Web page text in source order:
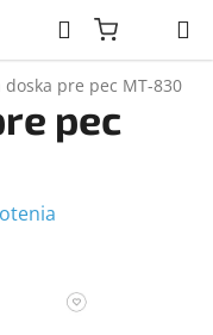
Hľadať
doska pre pec MT-830
pec